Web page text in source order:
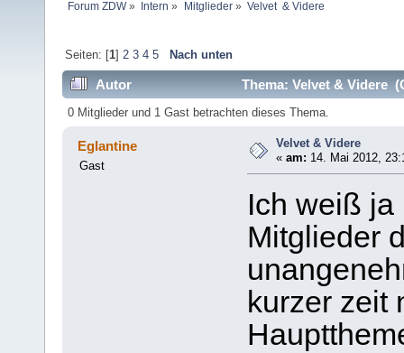
Forum ZDW» Intern » Mitglieder» Velvet  & Videre
Seiten: [1] 2 3 4 5 Nach unten
Autor Thema: Velvet & Videre
0 Mitglieder und 1 Gast betrachten dieses Thema.
Eglantine
Gast
Velvet & Videre
«am: 14. Mai 2012,
Ich weiß ja
Mitglieder
kurzer zeit